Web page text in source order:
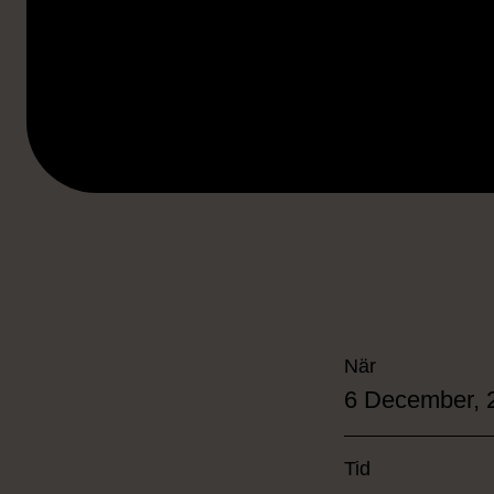
När
6 December,
Tid